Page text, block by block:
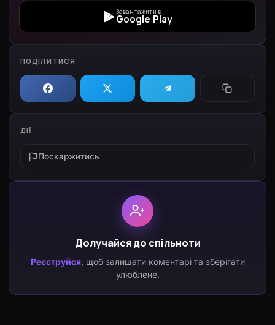
Завантажити в
Google Play
ПОДІЛИТИСЯ
ДІЇ
Поскаржитись
Долучайся до спільноти
Реєструйся, щоб залишати коментарі та зберігати
улюблене.